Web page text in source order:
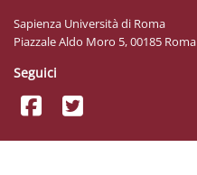
Sapienza Università di Roma
Piazzale Aldo Moro 5, 00185 Roma
Seguici